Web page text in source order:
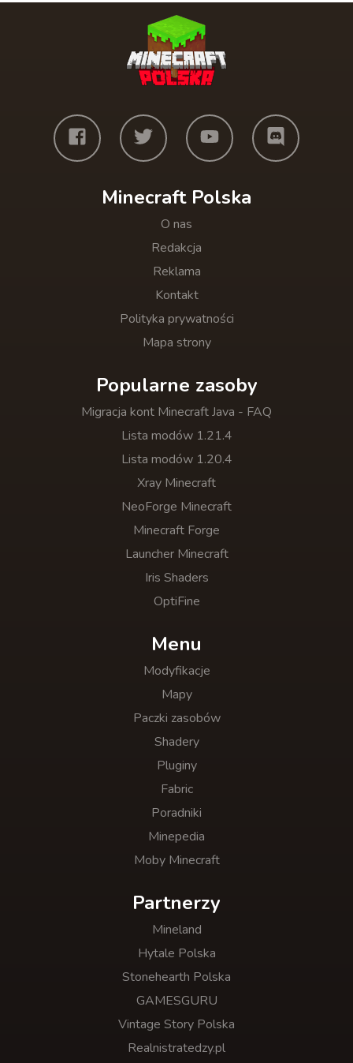
Minecraft Polska
O nas
Redakcja
Reklama
Kontakt
Polityka prywatności
Mapa strony
Popularne zasoby
Migracja kont Minecraft Java - FAQ
Lista modów 1.21.4
Lista modów 1.20.4
Xray Minecraft
NeoForge Minecraft
Minecraft Forge
Launcher Minecraft
Iris Shaders
OptiFine
Menu
Modyfikacje
Mapy
Paczki zasobów
Shadery
Pluginy
Fabric
Poradniki
Minepedia
Moby Minecraft
Partnerzy
Mineland
Hytale Polska
Stonehearth Polska
GAMESGURU
Vintage Story Polska
Realnistratedzy.pl